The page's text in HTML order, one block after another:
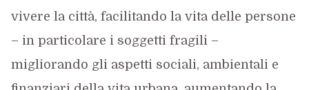
vivere la città, facilitando la vita delle persone
– in particolare i soggetti fragili –
migliorando gli aspetti sociali, ambientali e